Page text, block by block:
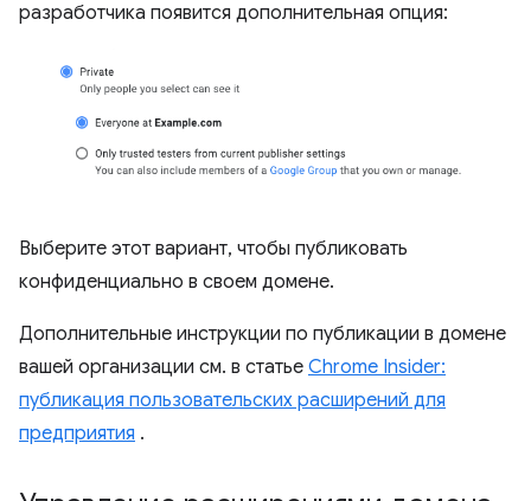
разработчика появится дополнительная опция:
Выберите этот вариант, чтобы публиковать
конфиденциально в своем домене.
Дополнительные инструкции по публикации в домене
вашей организации см. в статье Chrome Insider:
публикация пользовательских расширений для
предприятия .